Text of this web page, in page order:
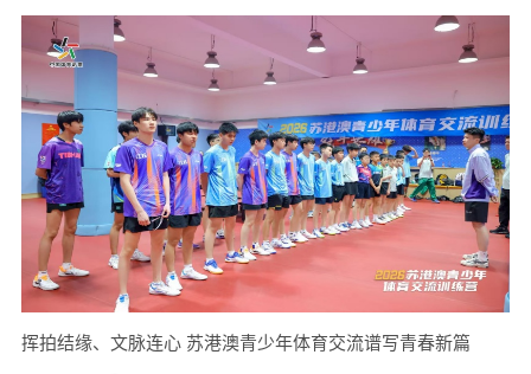
挥拍结缘、文脉连心 苏港澳青少年体育交流谱写青春新篇